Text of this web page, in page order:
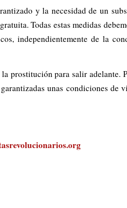
y la necesidad de un
Todas estas medidas
independientemente de la
prostitución para salir adelante.
unas condiciones de